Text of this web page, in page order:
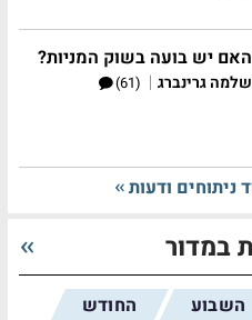
האם יש בועה בשוק המניות?
שלמה גרינברג |
(61)
ניתוחים ודעות
במדור
השבוע החודש